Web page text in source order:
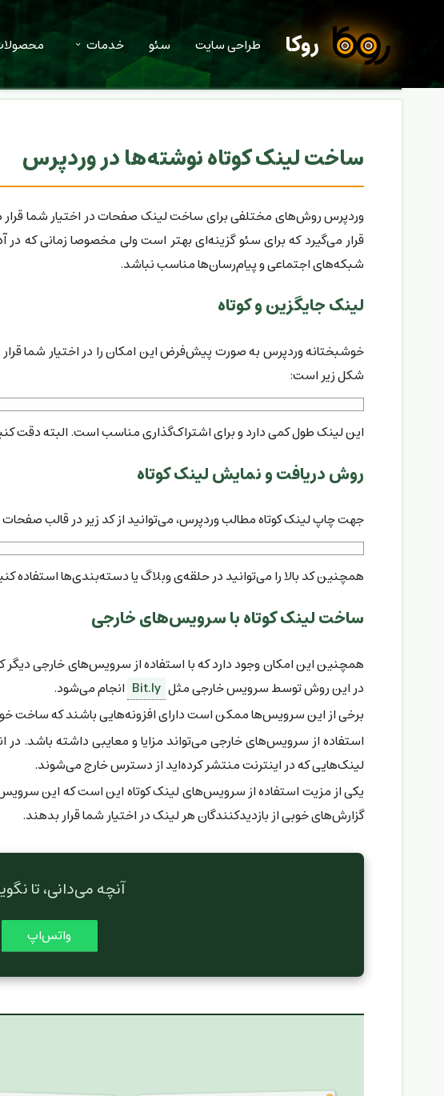
روکا طراحی سایت سئو خدمات
ساخت لینک کوتاه نوشته‌ها در وردپرس
وردپرس روش‌های مختلفی برای ساخت لینک صفحات در اختیار شما قرار
قرار می‌گیرد که برای سئو گزینه‌ای بهتر است ولی مخصوصا زمانی که
شبکه‌های اجتماعی و پیام‌رسان‌ها مناسب نباشد.
لینک جایگزین و کوتاه
خوشبختانه وردپرس به صورت پیش‌فرض این امکان را در اختیار شما قرار
شکل زیر است:
این لینک طول کمی دارد و برای اشتراک‌گذاری مناسب است. البته دقت
روش دریافت و نمایش لینک کوتاه
جهت چاپ لینک کوتاه مطالب وردپرس، می‌توانید از کد زیر در قالب
همچنین کد بالا را می‌توانید در حلقه‌ی وبلاگ یا دسته‌بندی‌ها استفاده
ساخت لینک کوتاه با سرویس‌های خارجی
همچنین این امکان وجود دارد که با استفاده از سرویس‌های خارجی
در این روش توسط سرویس خارجی مثل Bit.ly انجام می‌شود.
برخی از این سرویس‌ها ممکن است دارای افزونه‌هایی باشند که ساخت
استفاده از سرویس‌های خارجی می‌تواند مزایا و معایبی داشته باشد.
لینک‌هایی که در اینترنت منتشر کرده‌اید از دسترس خارج می‌شوند.
یکی از مزیت استفاده از سرویس‌های لینک کوتاه این است که این
گزارش‌های خوبی از بازدیدکنندگان هر لینک در اختیار شما قرار بدهند.
آنچه می‌دانی، تا
واتس‌اپ